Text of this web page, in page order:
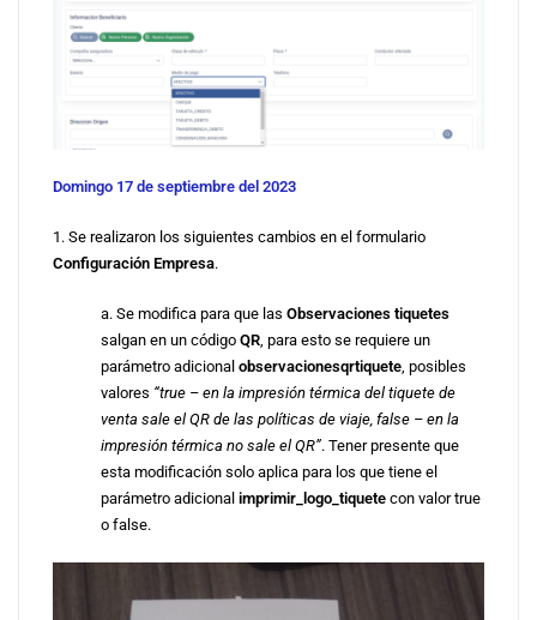
Domingo 17 de septiembre del 2023
1. Se realizaron los siguientes cambios en el formulario
Configuración Empresa.
a. Se modifica para que las Observaciones tiquetes
salgan en un código QR, para esto se requiere un
parámetro adicional observacionesqrtiquete, posibles
valores “true – en la impresión térmica del tiquete de
venta sale el QR de las políticas de viaje, false – en la
impresión térmica no sale el QR”. Tener presente que
esta modificación solo aplica para los que tiene el
parámetro adicional imprimir_logo_tiquetecon valor true
o false.